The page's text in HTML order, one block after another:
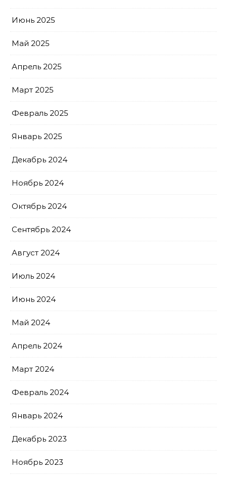
Июнь 2025
Май 2025
Апрель 2025
Март 2025
Февраль 2025
Январь 2025
Декабрь 2024
Ноябрь 2024
Октябрь 2024
Сентябрь 2024
Август 2024
Июль 2024
Июнь 2024
Май 2024
Апрель 2024
Март 2024
Февраль 2024
Январь 2024
Декабрь 2023
Ноябрь 2023